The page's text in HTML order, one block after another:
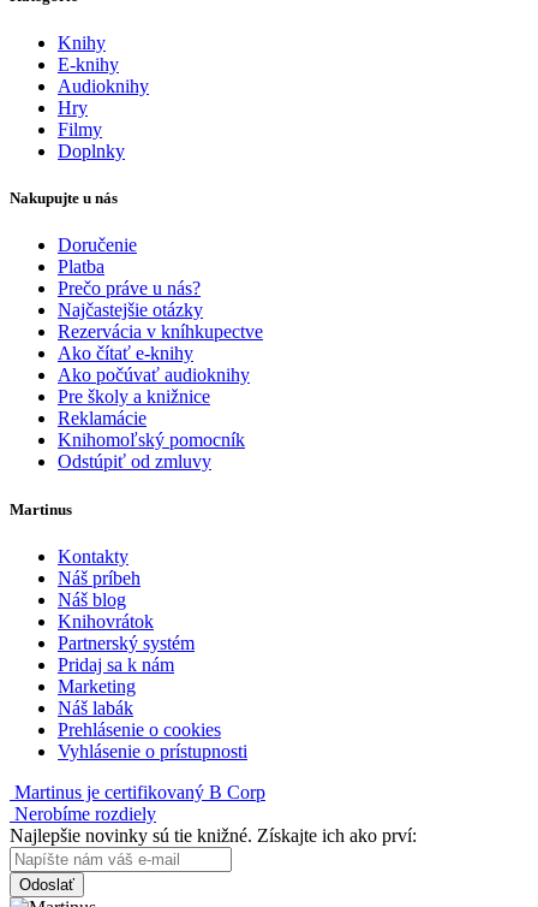
Knihy
E-knihy
Audioknihy
Hry
Filmy
Doplnky
Nakupujte u nás
Doručenie
Platba
Prečo práve u nás?
Najčastejšie otázky
Rezervácia v kníhkupectve
Ako čítať e-knihy
Ako počúvať audioknihy
Pre školy a knižnice
Reklamácie
Knihomoľský pomocník
Odstúpiť od zmluvy
Martinus
Kontakty
Náš príbeh
Náš blog
Knihovrátok
Partnerský systém
Pridaj sa k nám
Marketing
Náš labák
Prehlásenie o cookies
Vyhlásenie o prístupnosti
Martinus je certifikovaný B Corp
Nerobíme rozdiely
Najlepšie novinky sú tie knižné. Získajte ich ako prví:
Odoslať